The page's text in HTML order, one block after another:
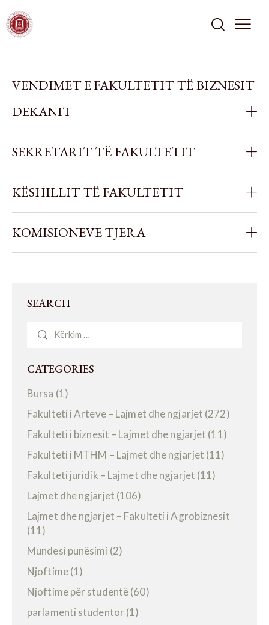
VENDIMET E FAKULTETIT TË BIZNESIT
DEKANIT
SEKRETARIT TË FAKULTETIT
KËSHILLIT TË FAKULTETIT
KOMISIONEVE TJERA
SEARCH
CATEGORIES
Bursa (1)
Fakulteti i Arteve – Lajmet dhe ngjarjet (272)
Fakulteti i biznesit – Lajmet dhe ngjarjet (11)
Fakulteti i MTHM – Lajmet dhe ngjarjet (11)
Fakulteti juridik – Lajmet dhe ngjarjet (11)
Lajmet dhe ngjarjet (106)
Lajmet dhe ngjarjet – Fakulteti i Agrobiznesit
(11)
Mundesi punësimi (2)
Njoftime(1)
Njoftime për studentë(60)
parlamenti studentor (1)